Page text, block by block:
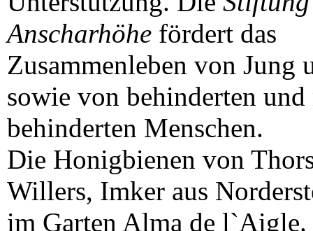
Anscharhöhe fördert das
Zusammenleben von Jung
sowie von behinderten
behinderten Menschen.
Die Honigbienen von
Willers, Imker aus
im Garten Alma de l`Aigle.